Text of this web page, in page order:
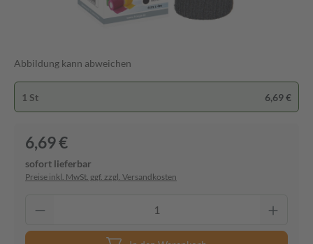
Abbildung kann abweichen
1 St 6,69 €
6,69 €
sofort lieferbar
Preise inkl. MwSt. ggf. zzgl. Versandkosten